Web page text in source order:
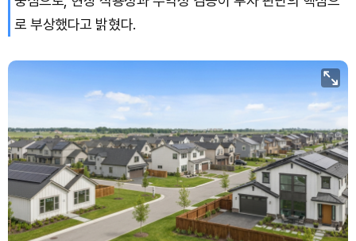
로 부상했다고 밝혔다.